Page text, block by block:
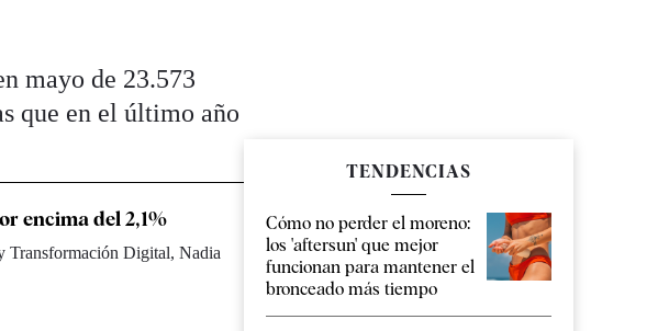
mayo de 23.573
que en el último año
encima del 2,1%
Transformación Digital, Nadia
TENDENCIAS
Cómo no perder el moreno:
los 'aftersun' que mejor
funcionan para mantener el
bronceado más tiempo